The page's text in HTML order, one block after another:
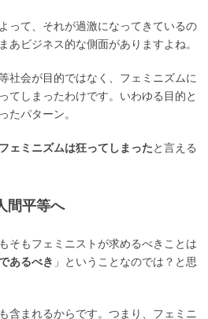
って、それが過激になってきているの
あビジネス的な側面がありますよね。
社会が目的ではなく、フェミニズムに
てしまったわけです。いわゆる目的と
たパターン。
ェミニズムは狂ってしまったと言える
間平等へ
そもフェミニストが求めるべきことは
あるべき 」ということなのでは？と思
含まれるからです。つまり、フェミニ